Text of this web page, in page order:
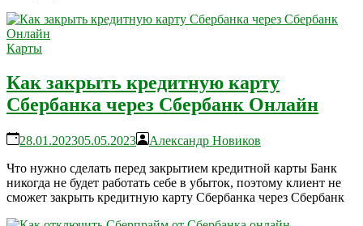
Карты
Как закрыть кредитную карту
Сбербанка через Сбербанк Онлайн
28.01.202305.05.2023
Александр Новиков
Что нужно сделать перед закрытием кредитной карты Банк
никогда не будет работать себе в убыток, поэтому клиент не
сможет закрыть кредитную карту Сбербанка через Сбербанк